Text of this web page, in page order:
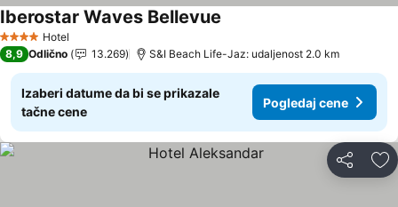
4 ZvezdiceHotel
Iberostar Waves Bellevue
8,9 Odlično 13.269 S&I Beach Life-Jaz: udaljenost 2.0 km
Izaberi datume da bi se prikazale
tačne cene
Pogledaj cene
Deli